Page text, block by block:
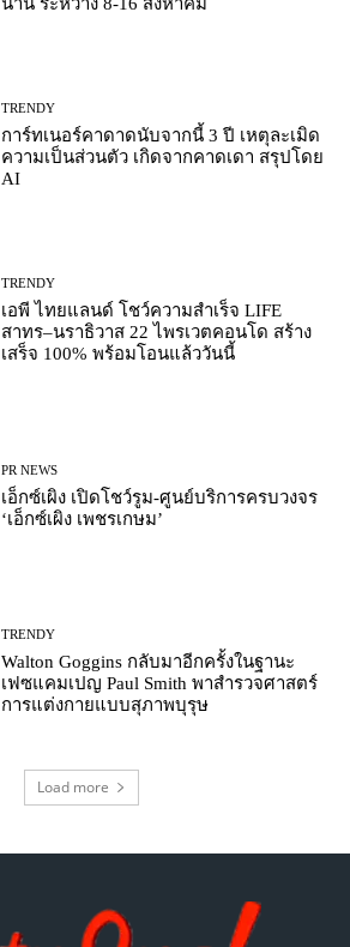
TRENDY
การ์ทเนอร์คาดาดนับจากนี้ 3 ปี เหตุละเมิด
ความเป็นส่วนตัว เกิดจากคาดเดา สรุปโดย
AI
TRENDY
เอพี ไทยแลนด์ โชว์ความสำเร็จ LIFE
สาทร–นราธิวาส 22 ไพรเวตคอนโด สร้าง
เสร็จ 100% พร้อมโอนแล้ววันนี้
PR NEWS
เอ็กซ์เผิง เปิดโชว์รูม-ศูนย์บริการครบวงจร
‘เอ็กซ์เผิง เพชรเกษม’
TRENDY
Walton Goggins กลับมาอีกครั้งในฐานะ
เฟซแคมเปญ Paul Smith พาสำรวจศาสตร์
การแต่งกายแบบสุภาพบุรุษ
Load more